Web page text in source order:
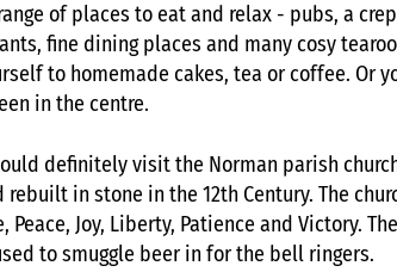
of places to eat and relax - pubs, a
fine dining places and many cosy
to homemade cakes, tea or coffee. Or
in the centre.
definitely visit the Norman parish
in stone in the 12th Century. The
Peace, Joy, Liberty, Patience and Victory.
to smuggle beer in for the bell ringers.